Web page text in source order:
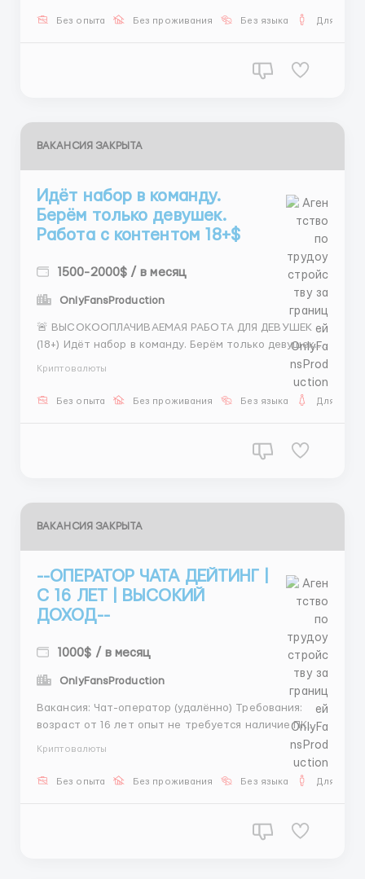
Ваши задачи: 📝 Активный чат-менеджмент:
Без опыта Без проживания Без языка Для
ВАКАНСИЯ ЗАКРЫТА
Идёт набор в команду.
Берём только девушек.
Работа с контентом 18+$
1500-2000$ / в месяц
OnlyFansProduction
🚨 ВЫСОКООПЛАЧИВАЕМАЯ РАБОТА ДЛЯ ДЕВУШЕК
(18+) Идёт набор в команду. Берём только девушек.
предложение для тебя. 📍 ФОРМАТ РАБОТЫ: —
Криптовалюты
Без опыта Без проживания Без языка Для
ВАКАНСИЯ ЗАКРЫТА
--ОПЕРАТОР ЧАТА ДЕЙТИНГ |
С 16 ЛЕТ | ВЫСОКИЙ
ДОХОД--
1000$ / в месяц
OnlyFansProduction
Вакансия: Чат-оператор (удалённо) Требования:
возраст от 16 лет опыт не требуется наличие ПК
модели по запросу организация места встречи
Криптовалюты
Без опыта Без проживания Без языка Для